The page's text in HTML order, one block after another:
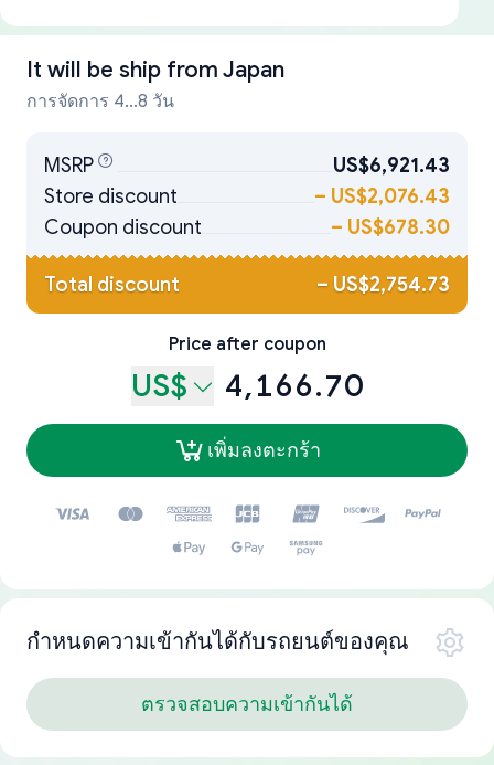
It will be ship from Japan
การจัดการ 4...8 วัน
MSRP
US$6,921.43
Store discount
– US$2,076.43
Coupon discount
– US$678.30
Total discount – US$2,754.73
Price after coupon
US$ 4,166.70
เพิ่มลงตะกร้า
กำหนดความเข้ากันได้กับรถยนต์ของคุณ
ตรวจสอบความเข้ากันได้